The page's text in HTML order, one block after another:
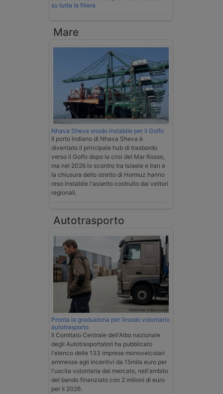
su tutta la filiera
Mare
Nhava Sheva snodo instabile per il Golfo
Il porto indiano di Nhava Sheva è
diventato il principale hub di trasbordo
verso il Golfo dopo la crisi del Mar Rosso,
ma nel 2026 lo scontro tra Israele e Iran e
la chiusura dello stretto di Hormuz hanno
reso instabile l'assetto costruito dai vettori
regionali.
Autotrasporto
Pronta la graduatoria per l’esodo volontario
autotrasporto
Il Comitato Centrale dell'Albo nazionale
degli Autotrasportatori ha pubblicato
l'elenco delle 133 imprese monoveicolari
ammesse agli incentivi da 15mila euro per
l'uscita volontaria dal mercato, nell'ambito
del bando finanziato con 2 milioni di euro
per il 2026.